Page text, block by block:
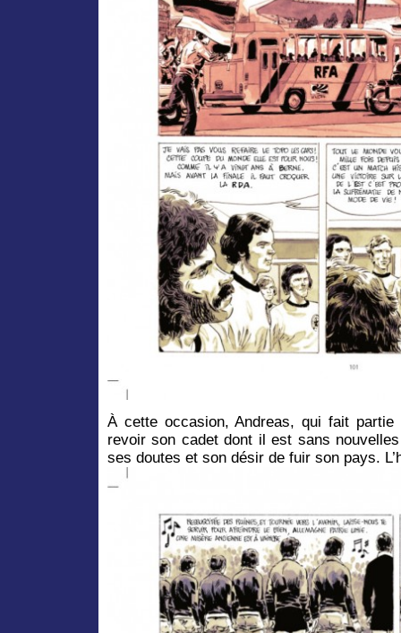
À cette occasion, Andreas, qui fait
revoir son cadet dont il est sans
ses doutes et son désir de fuir son pays.